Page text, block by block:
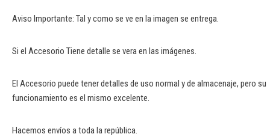
Aviso Importante: Tal y como se ve en la imagen se entrega.
Si el Accesorio Tiene detalle se vera en las imágenes.
El Accesorio puede tener detalles de uso normal y de almacenaje, pero su
funcionamiento es el mismo excelente.
Hacemos envíos a toda la república.